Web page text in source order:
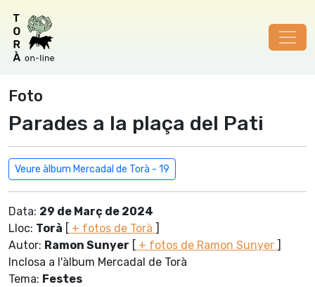
Foto
Parades a la plaça del Pati
Veure àlbum Mercadal de Torà - 19
Data: 29 de Març de 2024
Lloc: Torà [ + fotos de Torà ]
Autor: Ramon Sunyer [ + fotos de Ramon Sunyer ]
Inclosa a l'àlbum Mercadal de Torà
Tema: Festes